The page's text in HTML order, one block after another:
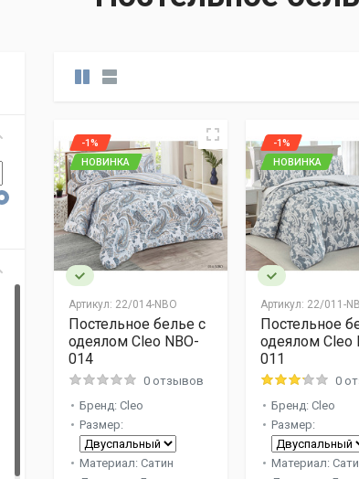
Артикул: 22/014-NBO
-1%
НОВИНКА
Постельное белье с
одеялом Cleo NBO-
014
0 отзывов
Бренд: Cleo
Размер:
Материал: Сатин
Артикул: 22/011-
-1%
НОВИНКА
Постельное
одеялом Cleo
011
0
Бренд: Cleo
Размер:
Материал: